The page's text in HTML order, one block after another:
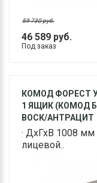
46 589 руб.
59 730 руб.
Под заказ
КОМОД ФОРЕСТ
1 ЯЩИК (КОМОД
ВОСК/АНТРАЦИТ
· ДхГхВ 1008
лицевой..